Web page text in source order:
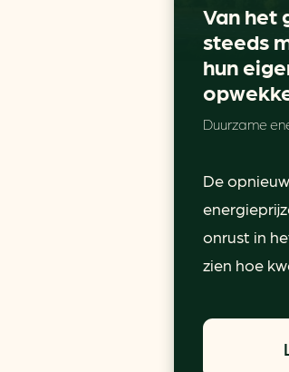
Van het
steeds
hun
Duurzame
De
onrust in
zien hoe